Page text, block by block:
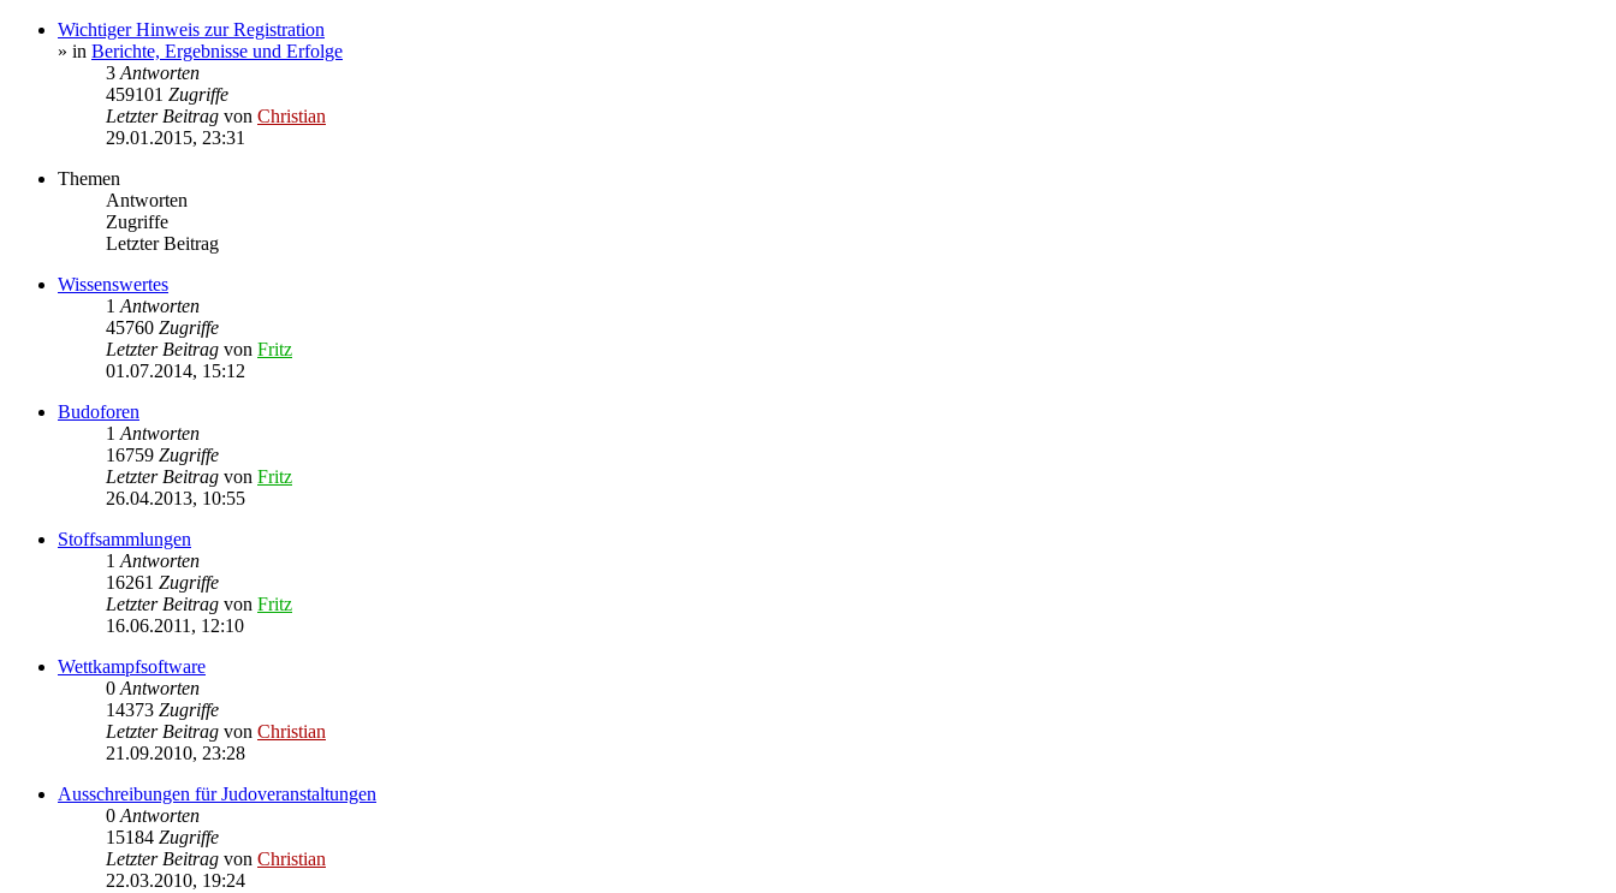
Wichtiger Hinweis zur Registration
» in Berichte, Ergebnisse und Erfolge
3 Antworten
459101 Zugriffe
Letzter Beitrag von Christian
29.01.2015, 23:31
Themen
Antworten
Zugriffe
Letzter Beitrag
Wissenswertes
1 Antworten
45760 Zugriffe
Letzter Beitrag von Fritz
01.07.2014, 15:12
Budoforen
1 Antworten
16759 Zugriffe
Letzter Beitrag von Fritz
26.04.2013, 10:55
Stoffsammlungen
1 Antworten
16261 Zugriffe
Letzter Beitrag von Fritz
16.06.2011, 12:10
Wettkampfsoftware
0 Antworten
14373 Zugriffe
Letzter Beitrag von Christian
21.09.2010, 23:28
Ausschreibungen für Judoveranstaltungen
0 Antworten
15184 Zugriffe
Letzter Beitrag von Christian
22.03.2010, 19:24